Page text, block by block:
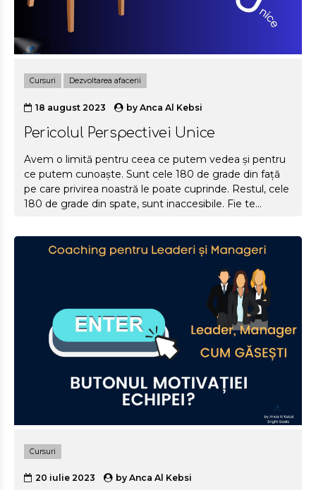
Cursuri Dezvoltarea afacerii
18 august 2023 byAnca Al Kebsi
Pericolul Perspectivei Unice
Avem o limită pentru ceea ce putem vedea și pentru
ce putem cunoaște. Sunt cele 180 de grade din față
pe care privirea noastră le poate cuprinde. Restul, cele
180 de grade din spate, sunt inaccesibile. Fie te
Nu le poți cuprinde pe amândouă în același timp. Fie
privești spre viitor, fie spre trecut. Fie spre ce va fi, fie
să alegem, ne concentrăm către dumul din față sau
Cursuri
20 iulie 2023 byAnca Al Kebsi